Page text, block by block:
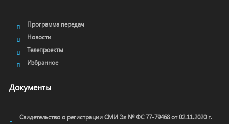
Программа передач
Новости
Телепроекты
Избранное
Документы
Свидетельство о регистрации СМИ Эл № ФС 77-79468 от 02.11.2020 г.